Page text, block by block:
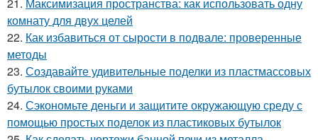
комнату для двух целей
22. Как избавиться от сырости в подвале: проверенные
методы
23. Создавайте удивительные поделки из пластмассовых
бутылок своими руками
24. Сэкономьте деньги и защитите окружающую среду с
помощью простых поделок из пластиковых бутылок